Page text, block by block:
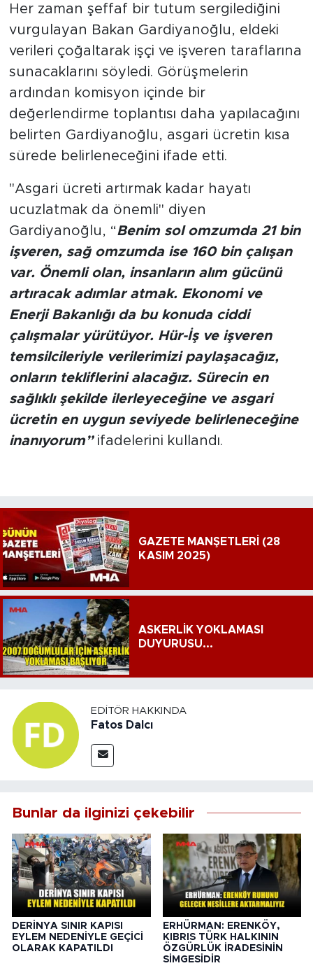
Her zaman şeffaf bir tutum sergilediğini
vurgulayan Bakan Gardiyanoğlu, eldeki
verileri çoğaltarak işçi ve işveren taraflarına
sunacaklarını söyledi. Görüşmelerin
ardından komisyon içinde bir
değerlendirme toplantısı daha yapılacağını
belirten Gardiyanoğlu, asgari ücretin kısa
sürede belirleneceğini ifade etti.
"Asgari ücreti artırmak kadar hayatı
ucuzlatmak da önemli" diyen
Gardiyanoğlu, “Benim sol omzumda 21 bin
işveren, sağ omzumda ise 160 bin çalışan
var. Önemli olan, insanların alım gücünü
artıracak adımlar atmak. Ekonomi ve
Enerji Bakanlığı da bu konuda ciddi
çalışmalar yürütüyor. Hür-İş ve işveren
temsilcileriyle verilerimizi paylaşacağız,
onların tekliflerini alacağız. Sürecin en
sağlıklı şekilde ilerleyeceğine ve asgari
ücretin en uygun seviyede belirleneceğine
inanıyorum” ifadelerini kullandı.
GAZETE MANŞETLERİ (28
KASIM 2025)
ASKERLİK YOKLAMASI
DUYURUSU...
EDITÖR HAKKINDA
Fatos Dalcı
Bunlar da ilginizi çekebilir
DERİNYA SINIR KAPISI
EYLEM NEDENİYLE GEÇİCİ
OLARAK KAPATILDI
ERHÜRMAN: ERENKÖY,
KIBRIS TÜRK HALKININ
ÖZGÜRLÜK İRADESİNİN
SİMGESİDİR